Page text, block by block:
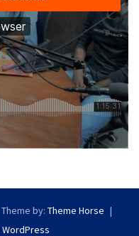
Theme by: Theme Horse
WordPress